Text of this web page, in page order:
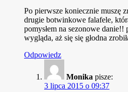
Po pierwsze koniecznie muszę
drugie botwinkowe falafele,
pomysłem na sezonowe danie!!
wygląda, aż się się głodna
Odpowiedz
Monika pisze:
3 lipca 2015 o 09:37